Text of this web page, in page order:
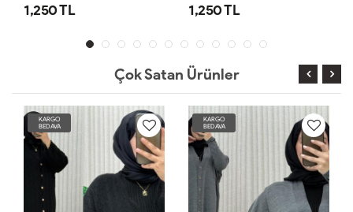
1,250 TL 1,250 TL
Çok Satan Ürünler
KARGO
BEDAVA
KARGO
BEDAVA